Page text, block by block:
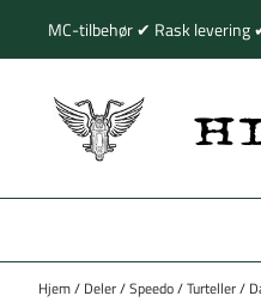
Hopp til innhold
MC-tilbehør ✔ Rask
Hjem/ Deler/Speedo/Turteller/